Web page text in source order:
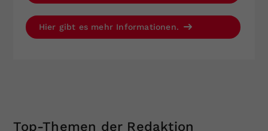
Hier gibt es mehr Informationen.
Top-Themen der Redaktion